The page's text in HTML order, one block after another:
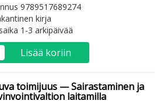
9789517689274
kirja
1-3 arkipäivää
Lisää koriin
toimijuus — Sairastaminen ja
laitamilla